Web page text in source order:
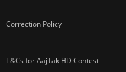
Correction Policy
T&Cs for AajTak HD Contest